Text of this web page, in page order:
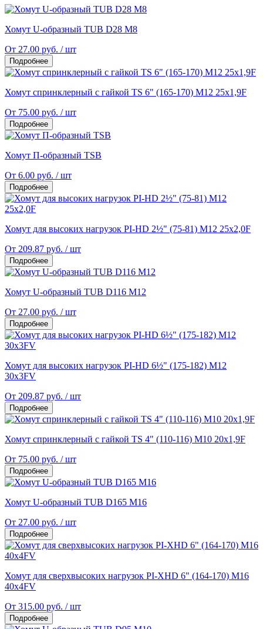
Хомут U-образный TUB D28 M8
От 27.00 руб. / шт
Подробнее
Хомут спринклерный с гайкой TS 6" (165-170) М12 25x1,9F
От 75.00 руб. / шт
Подробнее
Хомут П-образный TSB
От 6.00 руб. / шт
Подробнее
Хомут для высоких нагрузок PI-НD 2½" (75-81) M12 25x2,0F
От 209.87 руб. / шт
Подробнее
Хомут U-образный TUB D116 M12
От 27.00 руб. / шт
Подробнее
Хомут для высоких нагрузок PI-НD 6½" (175-182) М12
30х3FV
От 209.87 руб. / шт
Подробнее
Хомут спринклерный с гайкой TS 4" (110-116) М10 20x1,9F
От 75.00 руб. / шт
Подробнее
Хомут U-образный TUB D165 M16
От 27.00 руб. / шт
Подробнее
Хомут для сверхвысоких нагрузок PI-XHD 6" (164-170) M16
40x4FV
От 315.00 руб. / шт
Подробнее